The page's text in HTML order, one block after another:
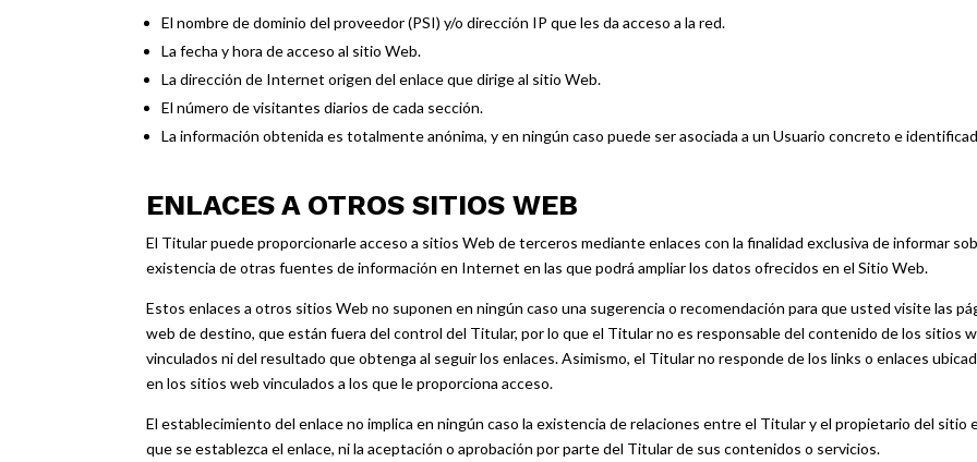
El nombre de dominio del proveedor (PSI) y/o dirección IP que les da acceso a la red.
La fecha y hora de acceso al sitio Web.
La dirección de Internet origen del enlace que dirige al sitio Web.
El número de visitantes diarios de cada sección.
La información obtenida es totalmente anónima, y en ningún caso puede ser asociada a un Usuario concreto e
ENLACES A OTROS SITIOS WEB
El Titular puede proporcionarle acceso a sitios Web de terceros mediante enlaces con la finalidad exclusiva de informar
existencia de otras fuentes de información en Internet en las que podrá ampliar los datos ofrecidos en el Sitio Web.
Estos enlaces a otros sitios Web no suponen en ningún caso una sugerencia o recomendación para que usted visite las
web de destino, que están fuera del control del Titular, por lo que el Titular no es responsable del contenido de los sitios
vinculados ni del resultado que obtenga al seguir los enlaces. Asimismo, el Titular no responde de los links o enlaces
en los sitios web vinculados a los que le proporciona acceso.
El establecimiento del enlace no implica en ningún caso la existencia de relaciones entre el Titular y el propietario del sitio
que se establezca el enlace, ni la aceptación o aprobación por parte del Titular de sus contenidos o servicios.